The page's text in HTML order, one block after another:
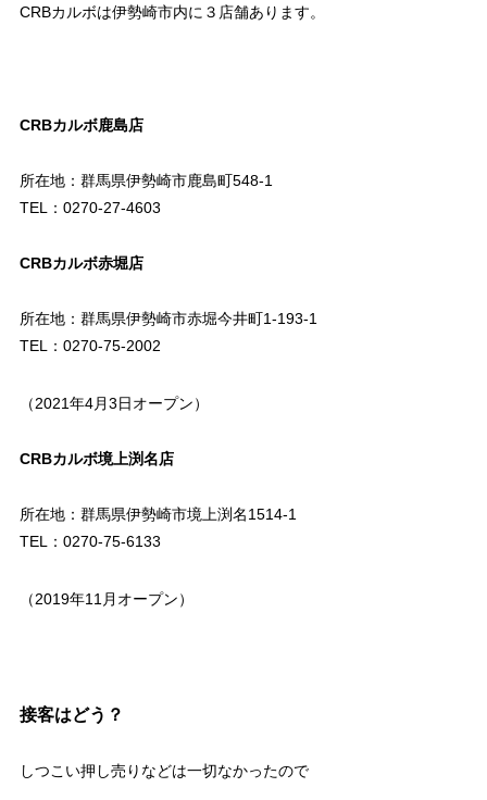
CRBカルボは伊勢崎市内に３店舗あります。
CRBカルボ鹿島店
所在地：群馬県伊勢崎市鹿島町548-1
TEL：0270-27-4603
CRBカルボ赤堀店
所在地：群馬県伊勢崎市赤堀今井町1-193-1
TEL：0270-75-2002
（2021年4月3日オープン）
CRBカルボ境上渕名店
所在地：群馬県伊勢崎市境上渕名1514-1
TEL：0270-75-6133
（2019年11月オープン）
接客はどう？
しつこい押し売りなどは一切なかったので